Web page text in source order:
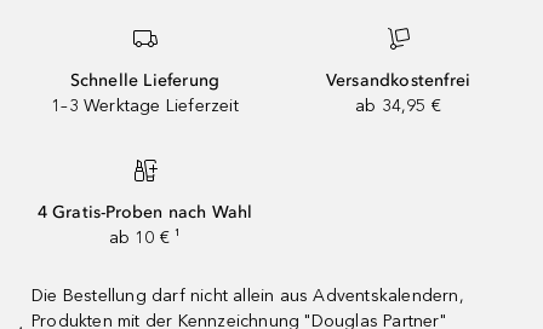
Schnelle Lieferung
1–3 Werktage Lieferzeit
Versandkostenfrei
ab 34,95 €
4 Gratis-Proben nach Wahl
ab 10 € ¹
Die Bestellung darf nicht allein aus Adventskalendern,
Produkten mit der Kennzeichnung "Douglas Partner"